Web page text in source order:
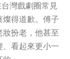
灣戲劇圈常見
得道歉。傅子
扮老，他甚至
看起來更小一